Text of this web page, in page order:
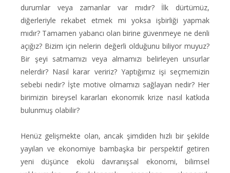
durumlar veya zamanlar var mıdır? İlk dürtümüz,
diğerleriyle rekabet etmek mi yoksa işbirliği yapmak
mıdır? Tamamen yabancı olan birine güvenmeye ne denli
açığız? Bizim için nelerin değerli olduğunu biliyor muyuz?
Bir şeyi satmamızı veya almamızı belirleyen unsurlar
nelerdir? Nasıl karar veririz? Yaptığımız işi seçmemizin
sebebi nedir? İşte motive olmamızı sağlayan nedir? Her
birimizin bireysel kararları ekonomik krize nasıl katkıda
bulunmuş olabilir?
Henüz gelişmekte olan, ancak şimdiden hızlı bir şekilde
yayılan ve ekonomiye bambaşka bir perspektif getiren
yeni düşünce ekolü davranışsal ekonomi, bilimsel